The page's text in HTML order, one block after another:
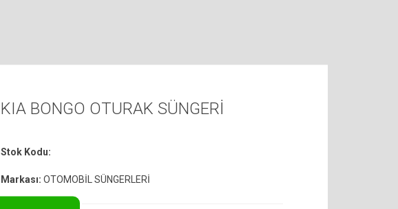
KIA BONGO OTURAK SÜNGERİ
Stok Kodu:
Markası: OTOMOBİL SÜNGERLERİ